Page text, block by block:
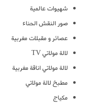
شهيوات عالمية
صور النقش الحناء
عصائر و مقبلات مغربية
لالة مولاتي TV
لالة مولاتي اناقة مغربية
مطبخ لالة مولاتي
مكياج